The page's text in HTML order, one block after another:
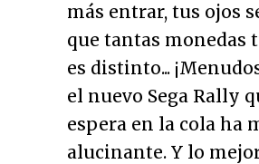
más entrar, tus ojos
que tantas monedas
es distinto...
el nuevo Sega Rally
espera en la cola ha
alucinante. Y lo